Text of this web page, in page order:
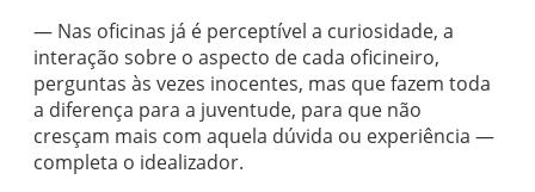
— Nas oficinas já é perceptível a curiosidade, a
interação sobre o aspecto de cada oficineiro,
perguntas às vezes inocentes, mas que fazem toda
a diferença para a juventude, para que não
cresçam mais com aquela dúvida ou experiência —
completa o idealizador.